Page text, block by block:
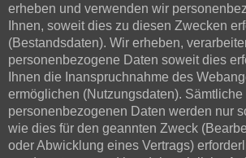
erheben und verwenden wir
Ihnen, soweit dies zu diesen Zwecken
(Bestandsdaten). Wir erheben,
personenbezogene Daten soweit dies
Ihnen die Inanspruchnahme des
ermöglichen (Nutzungsdaten). Sämtliche
personenbezogenen Daten werden nur
wie dies für den geannten Zweck
oder Abwicklung eines Vertrags)